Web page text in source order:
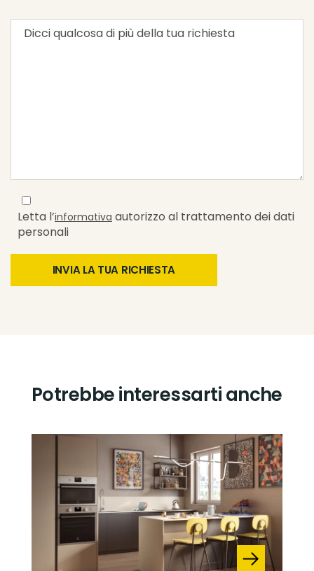
Letta l’informativa autorizzo al trattamento dei dati
personali
Potrebbe interessarti anche